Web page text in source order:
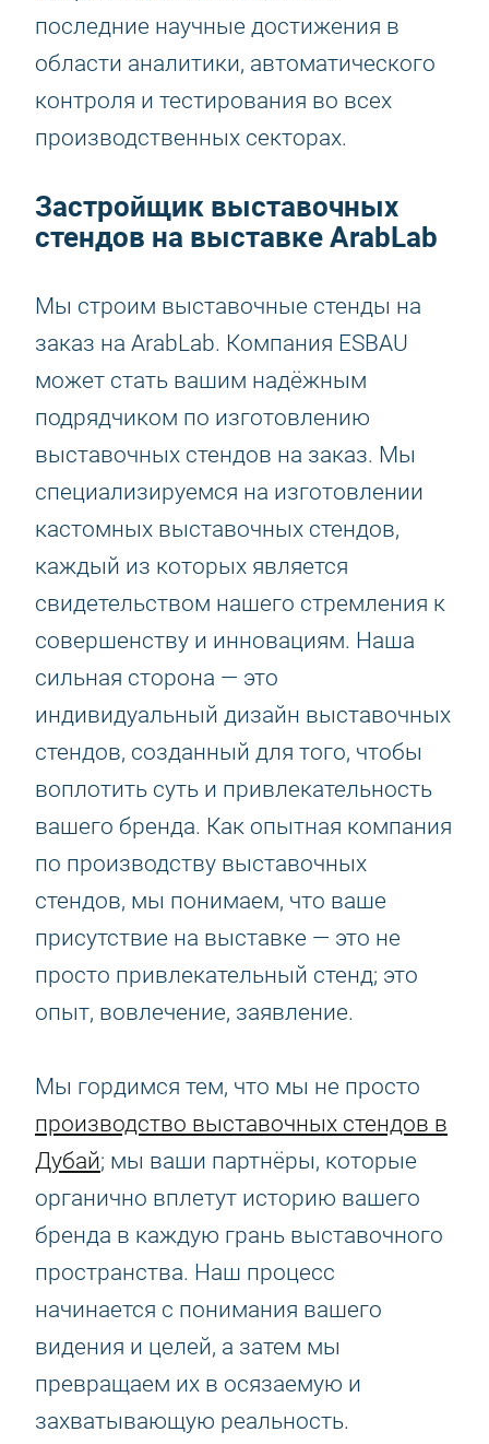
последние научные достижения в
области аналитики, автоматического
контроля и тестирования во всех
производственных секторах.
Застройщик выставочных
стендов на выставке ArabLab
Мы строим выставочные стенды на
заказ на ArabLab. Компания ESBAU
может стать вашим надёжным
подрядчиком по изготовлению
выставочных стендов на заказ. Мы
специализируемся на изготовлении
кастомных выставочных стендов,
каждый из которых является
свидетельством нашего стремления к
совершенству и инновациям. Наша
сильная сторона — это
индивидуальный дизайн выставочных
стендов, созданный для того, чтобы
воплотить суть и привлекательность
вашего бренда. Как опытная компания
по производству выставочных
стендов, мы понимаем, что ваше
присутствие на выставке — это не
просто привлекательный стенд; это
опыт, вовлечение, заявление.
Мы гордимся тем, что мы не просто
производство выставочных стендов в
Дубай; мы ваши партнёры, которые
органично вплетут историю вашего
бренда в каждую грань выставочного
пространства. Наш процесс
начинается с понимания вашего
видения и целей, а затем мы
превращаем их в осязаемую и
захватывающую реальность.